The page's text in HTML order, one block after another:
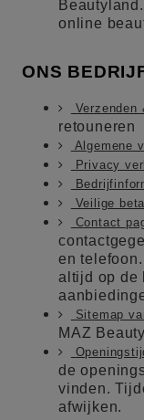
online
ONS
Verzenden
retouneren
Algemene
Privacy
Veilige
Contact
en
altijd op de
Sitemap
MAZ
de
vinden.
afwijken.